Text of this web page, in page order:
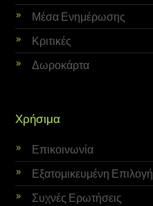
Μέσα Ενημέρωσης
Κριτικές
Δωροκάρτα
Χρήσιμα
Επικοινωνία
Εξατομικευμένη Επιλογή
Συχνές Ερωτήσεις